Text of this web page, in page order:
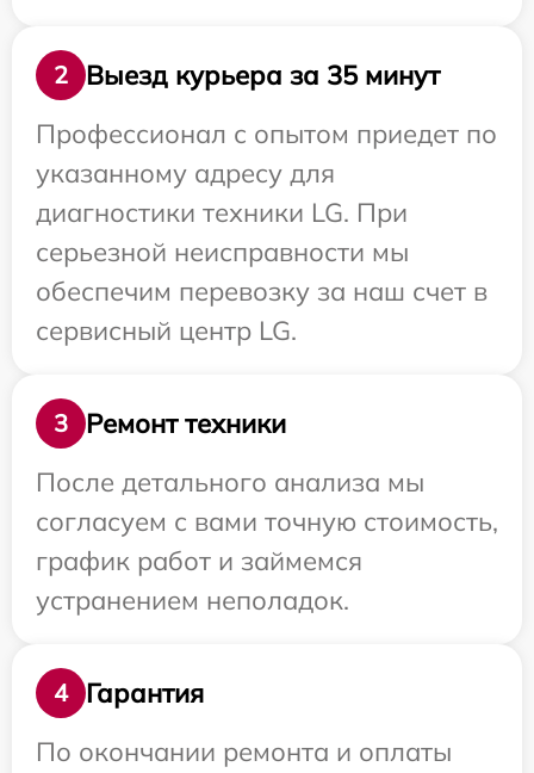
2
Выезд курьера за 35 минут
Профессионал с опытом приедет по
указанному адресу для
диагностики техники LG. При
серьезной неисправности мы
обеспечим перевозку за наш счет в
сервисный центр LG.
3
Ремонт техники
После детального анализа мы
согласуем с вами точную стоимость,
график работ и займемся
устранением неполадок.
4
Гарантия
По окончании ремонта и оплаты